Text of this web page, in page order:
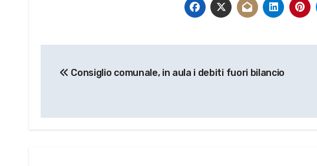
articoli
Consiglio comunale, in aula i debiti fuori bilancio